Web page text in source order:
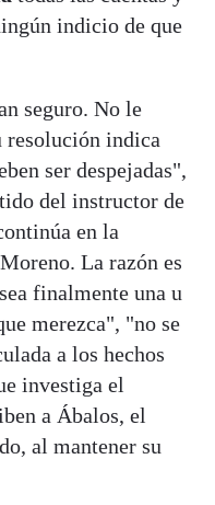
indicio de que
seguro. No le
resolución indica
ser despejadas",
del instructor de
en la
La razón es
finalmente una u
merezca", "no se
a los hechos
investiga el
a Ábalos, el
al mantener su